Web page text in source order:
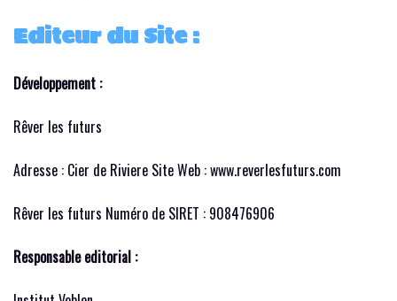
Editeur du Site :
Développement :
Rêver les futurs
Adresse : Cier de Riviere Site Web : www.reverlesfuturs.com
Rêver les futurs Numéro de SIRET : 908476906
Responsable editorial :